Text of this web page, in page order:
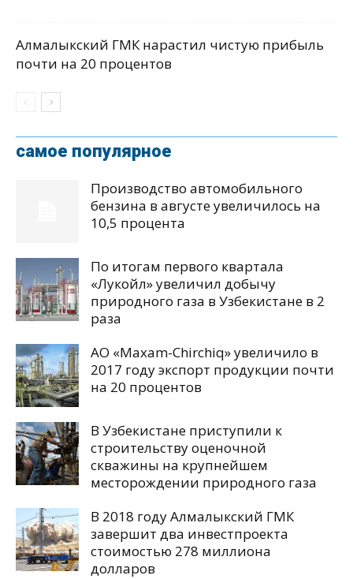
Алмалыкский ГМК нарастил чистую прибыль
почти на 20 процентов
самое популярное
Производство автомобильного
бензина в августе увеличилось на
10,5 процента
По итогам первого квартала
«Лукойл» увеличил добычу
природного газа в Узбекистане в 2
раза
АО «Maxam-Chirchiq» увеличило в
2017 году экспорт продукции почти
на 20 процентов
В Узбекистане приступили к
строительству оценочной
скважины на крупнейшем
месторождении природного газа
В 2018 году Алмалыкский ГМК
завершит два инвестпроекта
стоимостью 278 миллиона
долларов